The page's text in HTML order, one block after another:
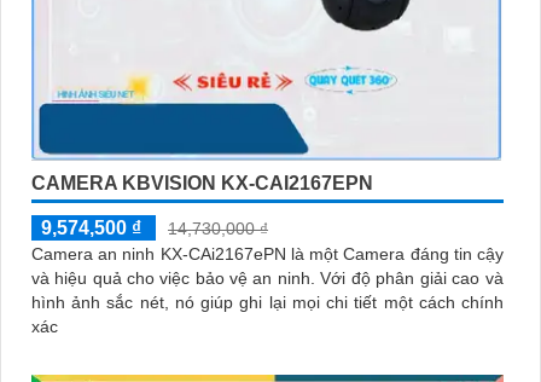
CAMERA KBVISION KX-CAI2167EPN
9,574,500 ₫
14,730,000 ₫
Camera an ninh KX-CAi2167ePN là một Camera đáng tin cậy
và hiệu quả cho việc bảo vệ an ninh. Với độ phân giải cao và
hình ảnh sắc nét, nó giúp ghi lại mọi chi tiết một cách chính
xác